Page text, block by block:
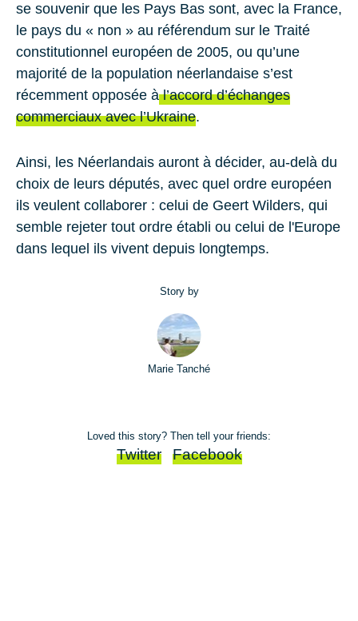
se souvenir que les Pays Bas sont, avec la France,
le pays du « non » au référendum sur le Traité
constitutionnel européen de 2005, ou qu’une
majorité de la population néerlandaise s’est
récemment opposée àl’accord d’échanges
commerciaux avec l’Ukraine.
Ainsi, les Néerlandais auront à décider, au-delà du
choix de leurs députés, avec quel ordre européen
ils veulent collaborer : celui de Geert Wilders, qui
semble rejeter tout ordre établi ou celui de l'Europe
dans lequel ils vivent depuis longtemps.
Story by
Marie Tanché
Loved this story? Then tell your friends:
Twitter Facebook